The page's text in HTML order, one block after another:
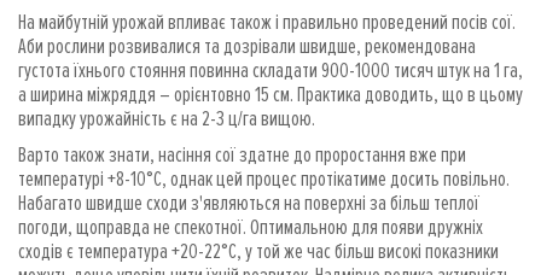
На майбутній урожай впливає також і правильно проведений посів сої.
Аби рослини розвивалися та дозрівали швидше, рекомендована
густота їхнього стояння повинна складати 900-1000 тисяч штук на 1 га,
а ширина міжряддя – орієнтовно 15 см. Практика доводить, що в цьому
випадку урожайність є на 2-3 ц/га вищою.
Варто також знати, насіння сої здатне до проростання вже при
температурі +8-10°C, однак цей процес протікатиме досить повільно.
Набагато швидше сходи з'являються на поверхні за більш теплої
погоди, щоправда не спекотної. Оптимальною для появи дружніх
сходів є температура +20-22°C, у той же час більш високі показники